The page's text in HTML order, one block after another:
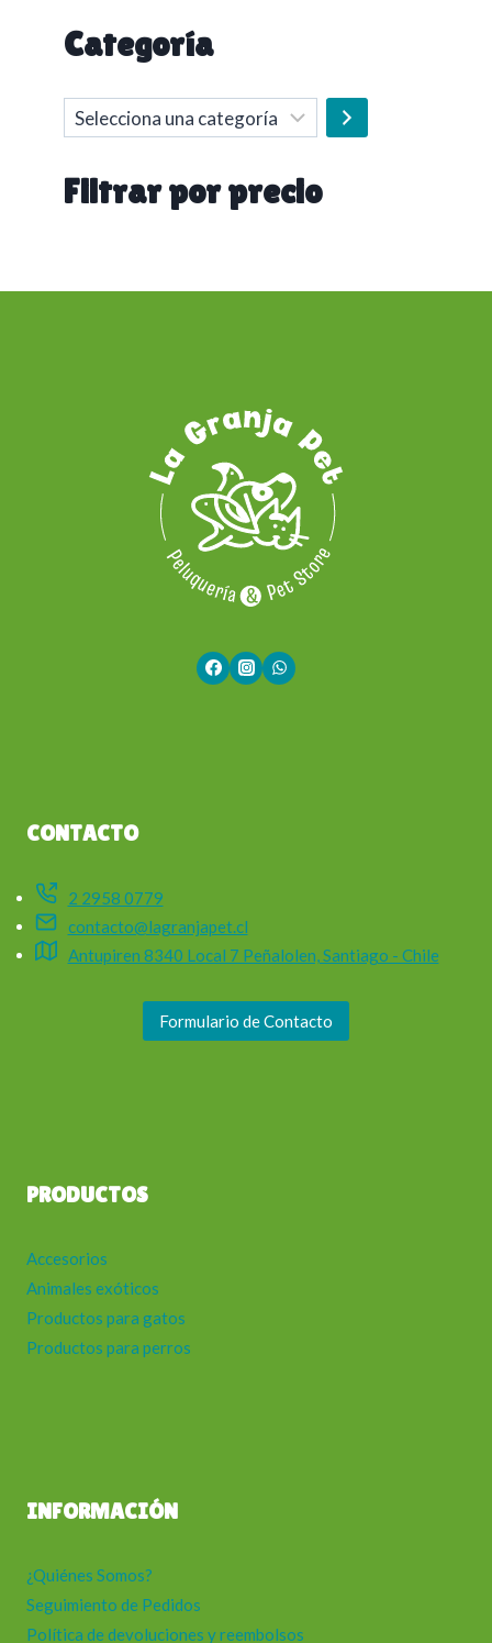
Categoría
Selecciona
una
categoría
Filtrar por precio
CONTACTO
2 2958 0779
contacto@lagranjapet.cl
Antupiren 8340 Local 7 Peñalolen, Santiago - Chile
Formulario de Contacto
PRODUCTOS
Accesorios
Animales exóticos
Productos para gatos
Productos para perros
INFORMACIÓN
¿Quiénes Somos?
Seguimiento de Pedidos
Política de devoluciones y reembolsos